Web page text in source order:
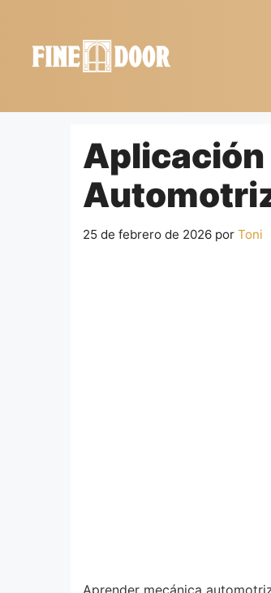
contenido
Aplicación
25 de febrero de 2026 por Toni
Aprender mecánica